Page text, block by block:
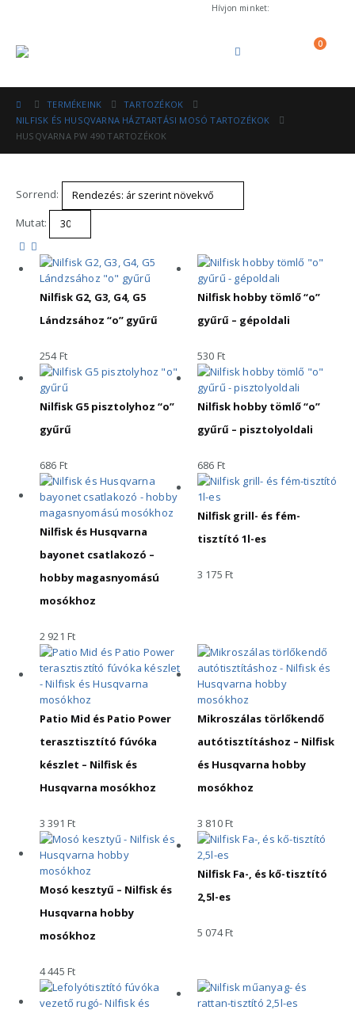
Hívjon minket:
0
TERMÉKEINK
TARTOZÉKOK
NILFISK ÉS HUSQVARNA HÁZTARTÁSI MOSÓ TARTOZÉKOK
HUSQVARNA PW 490 TARTOZÉKOK
Sorrend:
Mutat:
Nilfisk G2, G3, G4, G5
Lándzsához “o” gyűrű
254Ft
Nilfisk hobby tömlő “o”
gyűrű – gépoldali
530 Ft
Nilfisk G5 pisztolyhoz “o”
gyűrű
686 Ft
Nilfisk hobby tömlő “o”
gyűrű – pisztolyoldali
686 Ft
Nilfisk és Husqvarna
bayonet csatlakozó –
hobby magasnyomású
mosókhoz
2 921 Ft
Nilfisk grill- és fém-
tisztító 1l-es
3 175Ft
Patio Mid és Patio Power
terasztisztító fúvóka
készlet – Nilfisk és
Husqvarna mosókhoz
3 391 Ft
Mikroszálas törlőkendő
autótisztításhoz – Nilfisk
és Husqvarna hobby
mosókhoz
3 810Ft
Mosó kesztyű – Nilfisk és
Husqvarna hobby
mosókhoz
4 445 Ft
Nilfisk Fa-, és kő-tisztító
2,5l-es
5 074Ft